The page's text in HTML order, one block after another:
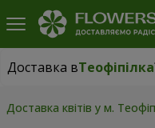
Доставка вТеофіпілка
Доставка вТеофіпілка
Доставка квітів у м.